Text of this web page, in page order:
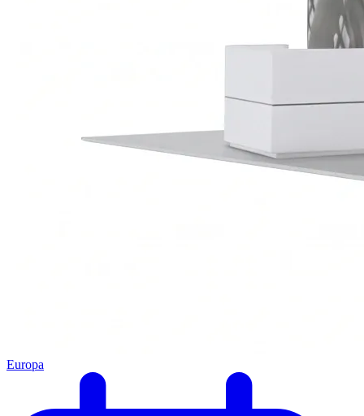
Europa